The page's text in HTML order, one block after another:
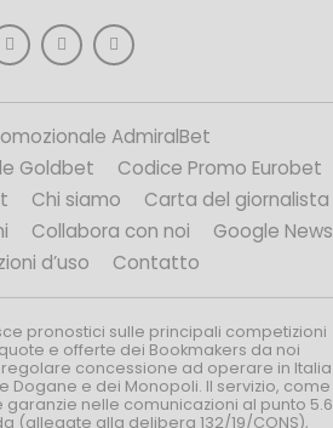
AdmiralBet
Goldbet
Codice Promo Eurobet
Chi siamo
Carta del giornalista
Collabora con noi
Google News
d’uso
Contatto
pronostici sulle principali competizioni
e offerte dei Bookmakers da noi
concessione ad operare in Italia
Dogane e dei Monopoli. Il servizio, come
garanzie nelle comunicazioni al punto 5.6
(allegate alla delibera 132/19/CONS),